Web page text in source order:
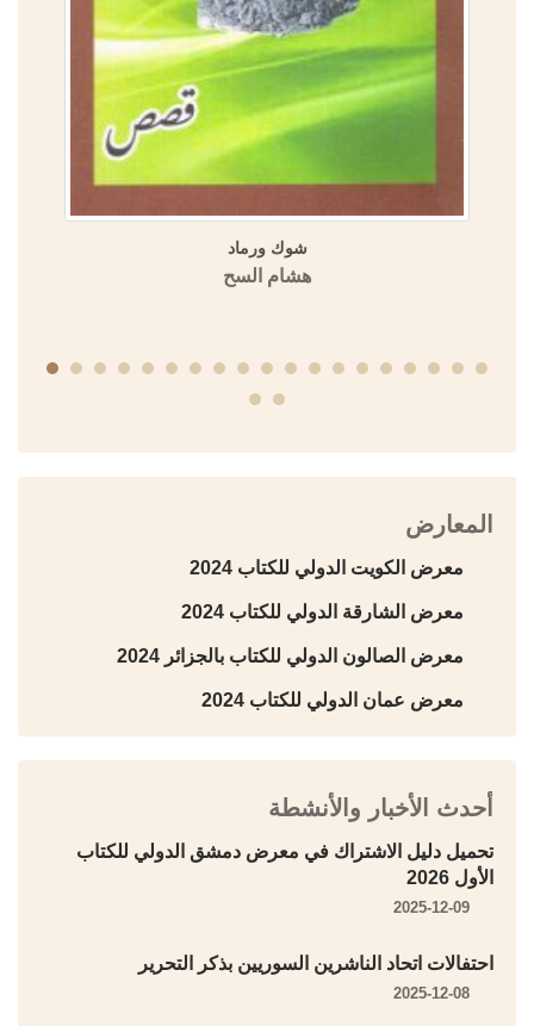
شوك ورماد
هشام السح
المعارض
معرض الكويت الدولي للكتاب 2024
معرض الشارقة الدولي للكتاب 2024
معرض الصالون الدولي للكتاب بالجزائر 2024
معرض عمان الدولي للكتاب 2024
أحدث الأخبار والأنشطة
تحميل دليل الاشتراك في معرض دمشق الدولي للكتاب
الأول 2026
2025-12-09
احتفالات اتحاد الناشرين السوريين بذكر التحرير
2025-12-08